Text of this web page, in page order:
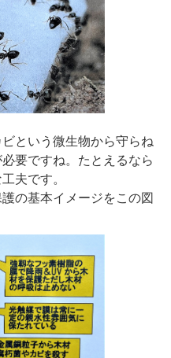
という微生物から守らね
要ですね。たとえるなら
夫です。
の基本イメージをこの図